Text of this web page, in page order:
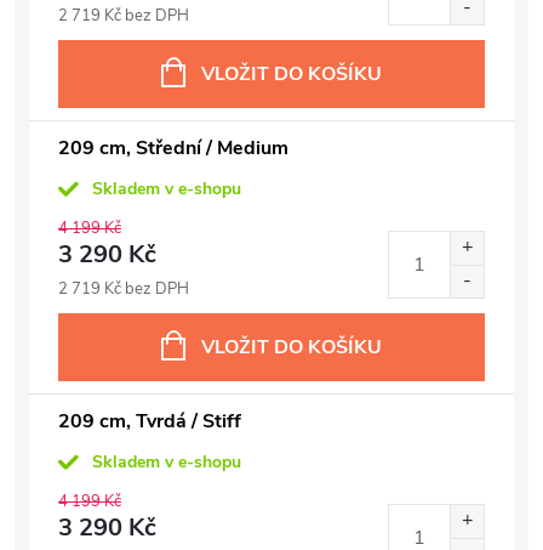
2 719 Kč bez DPH
VLOŽIT DO KOŠÍKU
209 cm, Střední / Medium
Skladem v e-shopu
4 199 Kč
3 290 Kč
2 719 Kč bez DPH
VLOŽIT DO KOŠÍKU
209 cm, Tvrdá / Stiff
Skladem v e-shopu
4 199 Kč
3 290 Kč